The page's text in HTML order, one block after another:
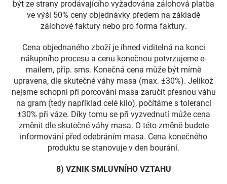
být ze strany prodávajícího vyžadována zálohová platba
ve výši 50% ceny objednávky předem na základě
zálohové faktury nebo pro forma faktury.
Cena objednaného zboží je ihned viditelná na konci
nákupního procesu a cenu konečnou potvrzujeme e-
mailem, příp. sms. Konečná cena může být mírně
upravena, dle skutečné váhy masa (max. ±30%). Jelikož
nejsme schopni při porcování masa zaručit přesnou váhu
na gram (tedy například celé kilo), počítáme s tolerancí
±30% při váze. Díky tomu se při vyzvednutí může cena
změnit dle skutečné váhy masa. O této změně budete
informování před odebráním masa. Cena konečného
produktu se stanovuje v den bourání.
8) VZNIK SMLUVNÍHO VZTAHU